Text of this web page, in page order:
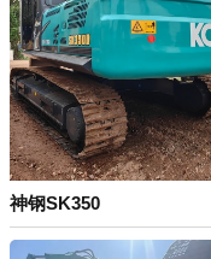
神钢SK350